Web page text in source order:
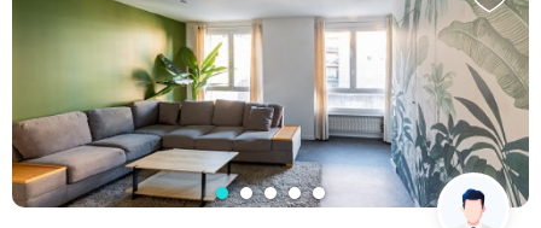
la résidence : Internet en wifi gratuit, accueil 7/7, laverie. Que
vous soyez simplement de passage ou pour une année d’étude, le
Residhotel Saint Etienne Centre propose de nombreux studios,
tous meublés et équipés. Les logements sont adaptés aux
besoins de chacun et la résidence propose de nombreux services
utiles. OFFRE EXCLUSIVEMENT RESERVEE AUX ETUDIANTS,
UN DOCUMENT ATTESTANT DE VOTRE INSCRIPTION VOUS
SERA DEMANDE